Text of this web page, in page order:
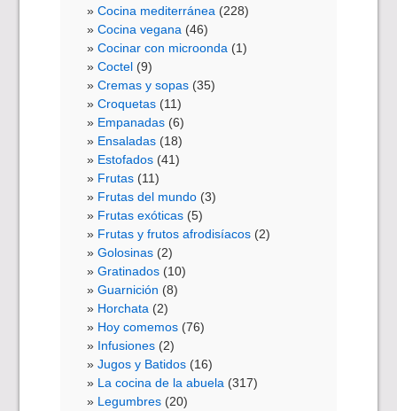
Cocina mediterránea (228)
Cocina vegana (46)
Cocinar con microonda (1)
Coctel (9)
Cremas y sopas (35)
Croquetas (11)
Empanadas (6)
Ensaladas (18)
Estofados (41)
Frutas (11)
Frutas del mundo (3)
Frutas exóticas (5)
Frutas y frutos afrodisíacos (2)
Golosinas (2)
Gratinados (10)
Guarnición (8)
Horchata (2)
Hoy comemos (76)
Infusiones (2)
Jugos y Batidos (16)
La cocina de la abuela (317)
Legumbres (20)